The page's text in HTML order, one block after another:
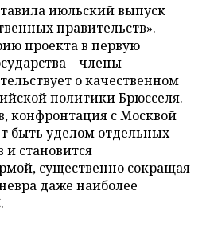
июльский выпуск
правительств».
проекта в первую
– члены
о качественном
политики Брюсселя.
конфронтация с Москвой
быть уделом отдельных
и становится
существенно сокращая
даже наиболее